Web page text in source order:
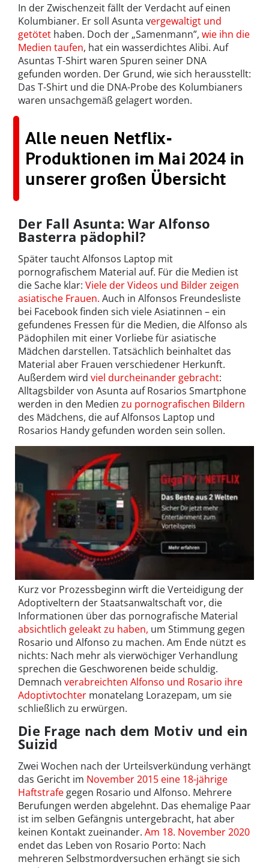
In der Zwischenzeit fällt der Verdacht auf einen
Kolumbianer. Er soll Asunta vergewaltigt und
getötet haben. Doch der „Samenmann”, wie ihn die
Medien taufen, hat ein wasserdichtes Alibi. Auf
Asuntas T-Shirt waren Spuren seiner DNA
gefunden worden. Der Grund, wie sich herausstellt:
Das T-Shirt und die DNA-Probe des Kolumbianers
waren unsachgemäß gelagert worden.
Alle neuen Netflix-
Produktionen im Mai 2024 in
unserer großen Übersicht
Der Fall Asunta: War Alfonso
Basterra pädophil?
Später taucht Alfonsos Laptop mit
pornografischem Material auf. Für die Medien ist
die Sache klar: Viele der Videos und Bilder zeigen
asiatische Frauen. Auch in Alfonsos Freundesliste
bei Facebook finden sich viele Asiatinnen – ein
gefundenes Fressen für die Medien, die Alfonso als
Pädophilen mit einer Vorliebe für asiatische
Mädchen darstellen. Tatsächlich beinhaltet das
Material aber Frauen verschiedener Herkunft.
Außerdem wird viel durcheinander gebracht:
Alltagsbilder von Asunta auf Rosarios Smartphone
werden in den Medien zu pornografischen Bildern
des Mädchens, die auf Alfonsos Laptop und
Rosarios Handy gefunden worden sein sollen.
Kurz vor Prozessbeginn wirft die Verteidigung der
Adoptiveltern der Staatsanwaltschaft vor, die
Informationen über das pornografische Material
absichtlich geleakt zu haben, um Stimmung gegen
Rosario und Alfonso zu machen. Am Ende nützt es
nichts: Nach mehr als vierwöchiger Verhandlung
sprechen die Geschworenen beide schuldig.
Demnach verabreichten Alfonso und Rosario ihre
Adoptivtochter monatelang Lorazepam, um sie
schließlich zu erwürgen.
Die Frage nach dem Motiv und ein
Suizid
Zwei Wochen nach der Urteilsverkündung verhängt
das Gericht im November 2015 eine 18-jährige
Haftstrafe gegen Rosario und Alfonso. Mehrere
Berufungen werden abgelehnt. Das ehemalige Paar
ist im selben Gefängnis untergebracht, hat aber
keinen Kontakt zueinander. Am 18. November 2020
endet das Leben von Rosario Porto: Nach
mehreren Selbstmordversuchen erhängt sie sich